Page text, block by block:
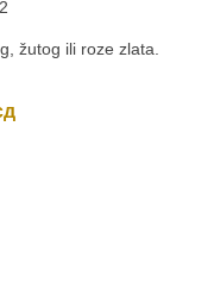
žutog ili roze zlata.